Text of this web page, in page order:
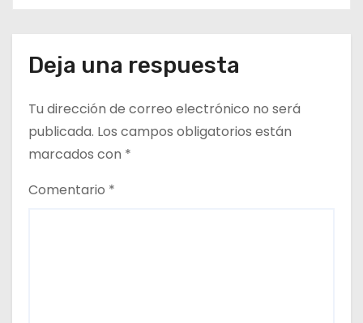
t
r
a
Deja una respuesta
Tu dirección de correo electrónico no será
publicada. Los campos obligatorios están
marcados con *
Comentario *